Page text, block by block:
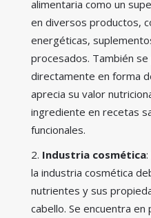
alimentaria como un
en diversos productos,
energéticas,
procesados. También
directamente en forma
aprecia su valor
ingrediente en recetas
funcionales.
Industria cosmética
la industria cosmética
nutrientes y sus
cabello. Se encuentra